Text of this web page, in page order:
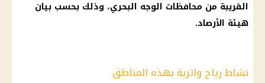
القريبة من محافظات الوجه البحري، وذلك بحسب بيان
هيئة الأرصاد.
نشاط رياح واتربة بهذه المناطق